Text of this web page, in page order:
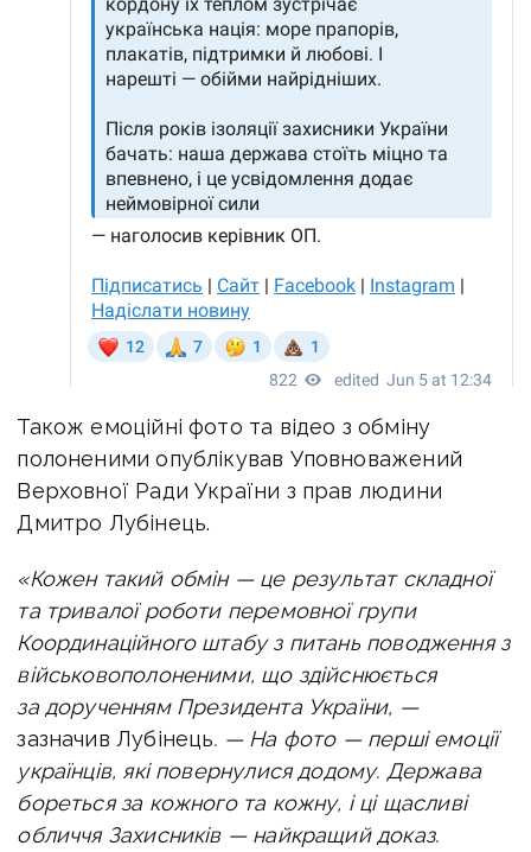
Також емоційні фото та відео з обміну
полоненими опублікував Уповноважений
Верховної Ради України з прав людини
Дмитро Лубінець.
«Кожен такий обмін — це результат складної
та тривалої роботи перемовної групи
Координаційного штабу з питань поводження з
військовополоненими, що здійснюється
за дорученням Президента України, —
зазначив Лубінець. — На фото — перші емоції
українців, які повернулися додому. Держава
бореться за кожного та кожну, і ці щасливі
обличчя Захисників — найкращий доказ.